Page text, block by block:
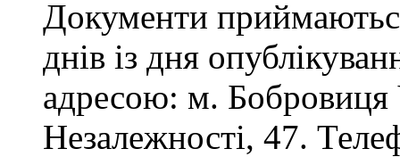
Документи
днів із дня
адресою: м. Бобровиця
Незалежності, 47.